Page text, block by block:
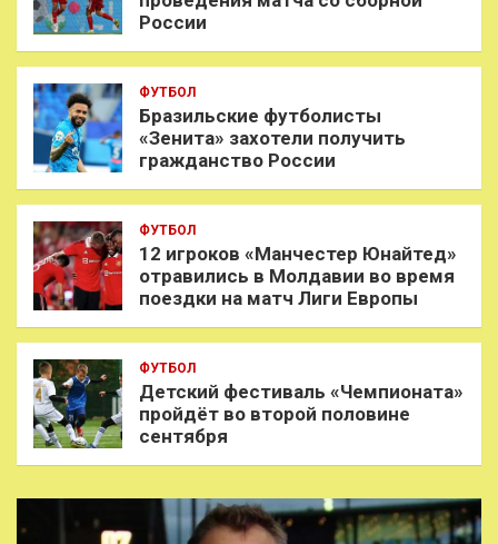
России
ФУТБОЛ
Бразильские футболисты
«Зенита» захотели получить
гражданство России
ФУТБОЛ
12 игроков «Манчестер Юнайтед»
отравились в Молдавии во время
поездки на матч Лиги Европы
ФУТБОЛ
Детский фестиваль «Чемпионата»
пройдёт во второй половине
сентября